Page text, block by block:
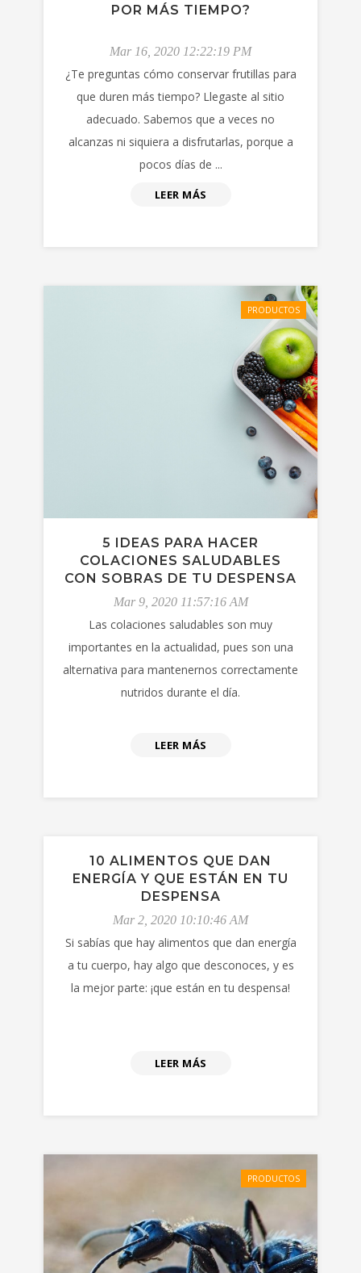
POR MÁS TIEMPO?
Mar 16, 2020 12:22:19 PM
¿Te preguntas cómo conservar frutillas para
que duren más tiempo? Llegaste al sitio
adecuado. Sabemos que a veces no
alcanzas ni siquiera a disfrutarlas, porque a
pocos días de ...
LEER MÁS
PRODUCTOS
5 IDEAS PARA HACER
COLACIONES SALUDABLES
CON SOBRAS DE TU DESPENSA
Mar 9, 2020 11:57:16 AM
Las colaciones saludables son muy
importantes en la actualidad, pues son una
alternativa para mantenernos correctamente
nutridos durante el día.
LEER MÁS
10 ALIMENTOS QUE DAN
ENERGÍA Y QUE ESTÁN EN TU
DESPENSA
Mar 2, 2020 10:10:46 AM
Si sabías que hay alimentos que dan energía
a tu cuerpo, hay algo que desconoces, y es
la mejor parte: ¡que están en tu despensa!
LEER MÁS
PRODUCTOS